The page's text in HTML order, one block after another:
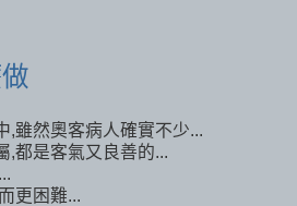
,雖然奧客病人確實不少...
,都是客氣又良善的...
更困難...